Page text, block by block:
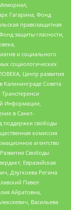
Гагарина, Фонд
правозащитная
защиты гласности,
и социального
социологических
Центр развития
Калининграде Совета
Информации,
в Санкт-
поддержки свободы
комиссия
агентство
Свободы
Евразийская
Дзугкоева Регина
Павел
Айратовна,
Васильева